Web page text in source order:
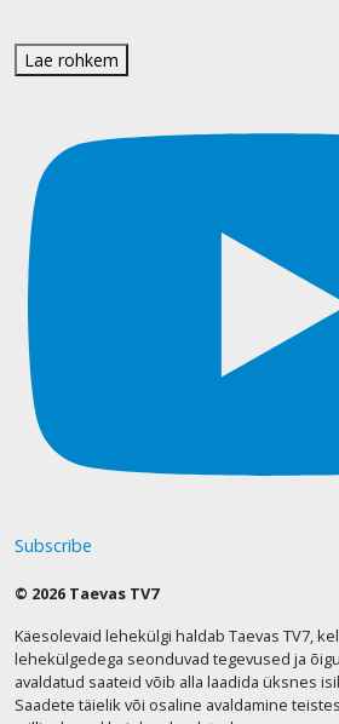
Lae rohkem
Subscribe
© 2026 Taevas TV7
Käesolevaid lehekülgi haldab Taevas TV7,
lehekülgedega seonduvad tegevused ja
avaldatud saateid võib alla laadida üksnes
Saadete täielik või osaline avaldamine